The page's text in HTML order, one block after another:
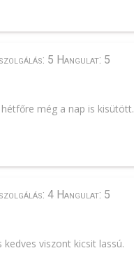
5 Hangulat: 5
még a nap is kisütött.
4 Hangulat: 5
viszont kicsit lassú.